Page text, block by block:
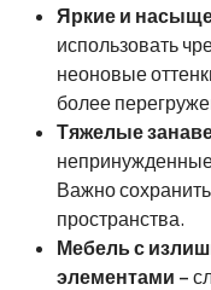
Яркие и
использовать
неоновые
более
Тяжелые
Важно
пространства.
Мебель с
элементами –